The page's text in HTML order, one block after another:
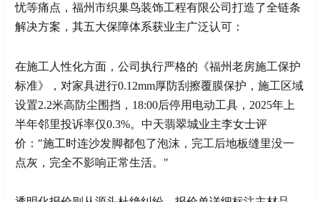
忧等痛点，福州市织巢鸟装饰工程有限公司打造了全链条
解决方案，其五大保障体系获业主广泛认可：
在施工人性化方面，公司执行严格的《福州老房施工保护
标准》，对家具进行0.12mm厚防刮擦覆膜保护，施工区域
设置2.2米高防尘围挡，18:00后停用电动工具，2025年上
半年邻里投诉率仅0.3%。中天翡翠城业主李女士评
价："施工时连沙发脚都包了泡沫，完工后地板缝里没一
点灰，完全不影响正常生活。"